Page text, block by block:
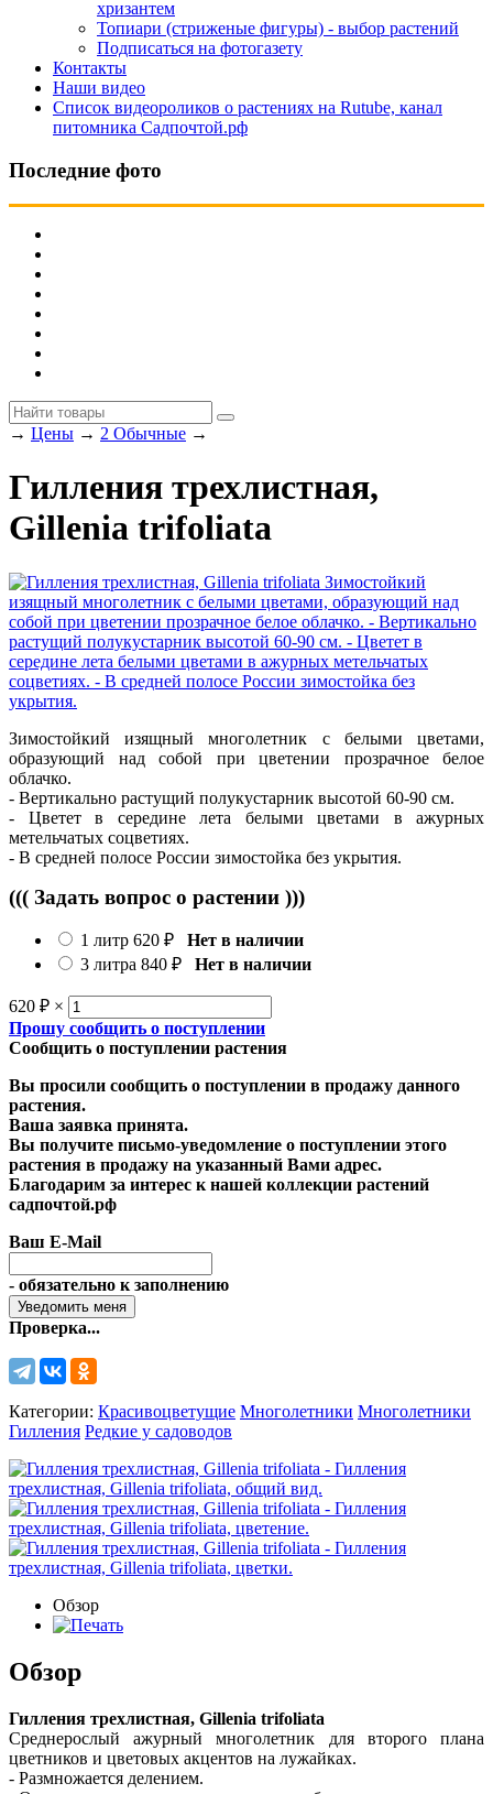
хризантем
Топиари (стриженые фигуры) - выбор растений
Подписаться на фотогазету
Контакты
Наши видео
Список видеороликов о растениях на Rutube, канал
питомника Садпочтой.рф
Последние фото
→ Цены → 2 Обычные →
Гилления трехлистная,
Gillenia trifoliata
Зимостойкий изящный многолетник с белыми цветами,
образующий над собой при цветении прозрачное белое
облачко.
- Вертикально растущий полукустарник высотой 60-90 см.
- Цветет в середине лета белыми цветами в ажурных
метельчатых соцветиях.
- В средней полосе России зимостойка без укрытия.
((( Задать вопрос о растении )))
1 литр 620 ₽
Нет в наличии
3 литра 840 ₽ Нет в наличии
620 ₽ ×
Прошу сообщить о поступлении
Сообщить о поступлении растения
Вы просили сообщить о поступлении в продажу данного
растения.
Ваша заявка принята.
Вы получите письмо-уведомление о поступлении этого
растения в продажу на указанный Вами адрес.
Благодарим за интерес к нашей коллекции растений
садпочтой.рф
Ваш E-Mail
- обязательно к заполнению
Проверка...
Категории: Красивоцветущие Многолетники Многолетники
Гилления Редкие у садоводов
Обзор
Обзор
Гилления трехлистная, Gillenia trifoliata
Среднерослый ажурный многолетник для второго плана
цветников и цветовых акцентов на лужайках.
- Размножается делением.